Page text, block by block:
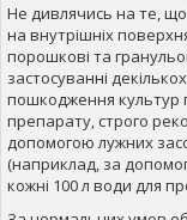
Не дивлячись на те,
на внутрішніх
порошкові та
застосуванні
пошкодження культур
препарату, строго
допомогою лужних
(наприклад, за
кожні 100 л води для